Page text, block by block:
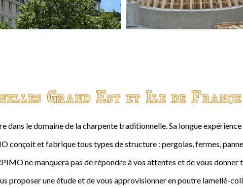
Grand Est et Ile de France
dans le domaine de la charpente traditionnelle. Sa longue
conçoit et fabrique tous types de structure : pergolas, fermes,
ne manquera pas de répondre à vos attentes et de vous
proposer une étude et de vous approvisionner en poutre lamellé-